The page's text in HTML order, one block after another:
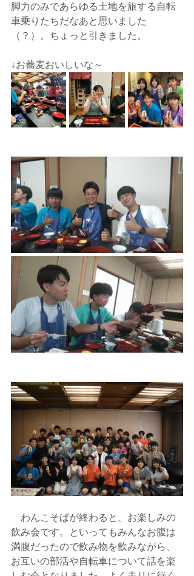
脚力のみであらゆる土地を旅する自転
車乗りたちだなあと思いました
（？）。ちょっと引きました。
↓お蕎麦おいしいな～
わんこそばが終わると、お楽しみの
飲み会です。といってもみんなお腹は
満腹だったので飲み物を飲みながら、
お互いの部活や自転車について話を楽